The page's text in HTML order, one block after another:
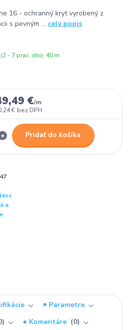
16 - ochranný kryt vyrobený z
s pevným ... celý popis
- 7 prac. dni): 40 m
€/m
€ bez DPH
Pridať do košíka
a
Parametre
Komentáre
0